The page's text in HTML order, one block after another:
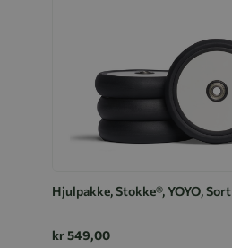
Hjulpakke, Stokke®, YOYO, Sort
kr 549,00